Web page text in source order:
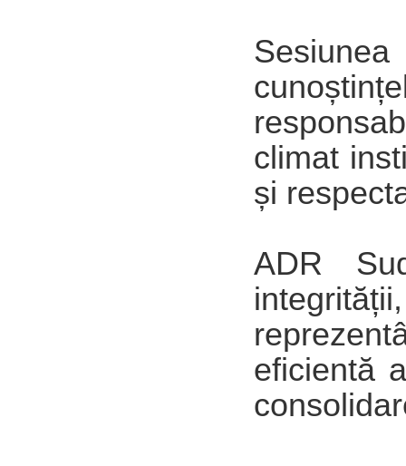
climat
și
ADR
eficientă